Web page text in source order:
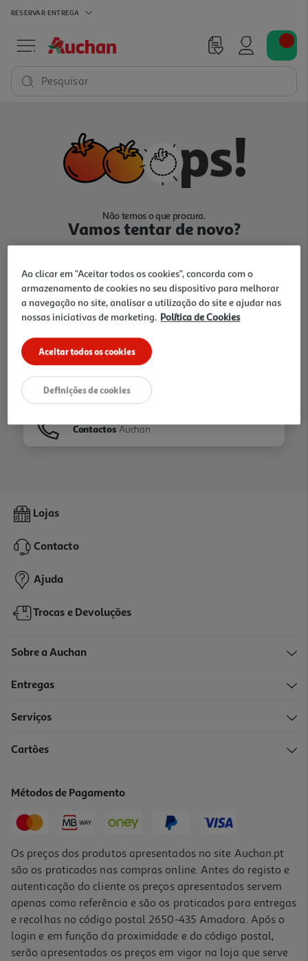
RESERVAR ENTREGA
Pesquisar
Não temos o que procura.
Vamos tentar de novo?
Ir para Homepage
Folhetos
Contactos Auchan
Lojas
Contacto
Ajuda
Trocas e Devoluções
Sobre a Auchan
Entregas
Serviços
Cartões
Métodos de Pagamento
Os preços dos produtos apresentados no site Auchan.pt
são os praticados nas compras online. Antes do registo e
autenticação do cliente os preços apresentados servem
apenas como referência e são os praticados para entregas
e recolhas no código postal 2650-435 Amadora. Após o
login e em função da proximidade e do código postal,
serão apresentados os preços em vigor na loja que serve
Ao clicar em "Aceitar todos os cookies", concorda com o
armazenamento de cookies no seu dispositivo para melhorar
a navegação no site, analisar a utilização do site e ajudar nas
nossas iniciativas de marketing. Política de Cookies
Aceitar todos os cookies
Definições de cookies